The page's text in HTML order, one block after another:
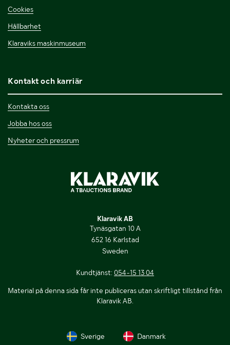
Cookies
Hållbarhet
Klaraviks maskinmuseum
Kontakt och karriär
Kontakta oss
Jobba hos oss
Nyheter och pressrum
Klaravik AB
Tynäsgatan 10 A
652 16 Karlstad
Sweden
Kundtjänst: 054-15 13 04
Material på denna sida får inte publiceras utan skriftligt tillstånd från
Klaravik AB.
Sverige Danmark